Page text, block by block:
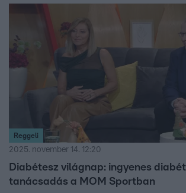
Reggeli
2025. november 14. 12:20
Diabétesz világnap: ingyenes
tanácsadás a MOM Sportban